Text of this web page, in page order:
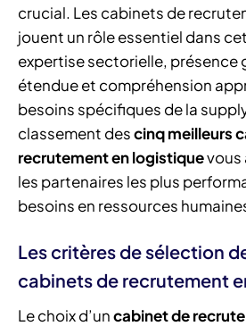
crucial. Les cabinets de
jouent un rôle essentiel dans
expertise sectorielle, présence
étendue et compréhension
besoins spécifiques de la
classement descinq meilleurs
recrutement en logistiquevous
les partenaires les plus
besoins en ressources
Les critères de sélection
cabinets de recrutement
Le choix d’uncabinet de